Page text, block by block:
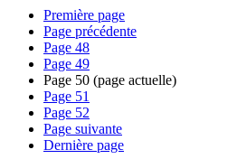
Première page
Page précédente
Page 48
Page 49
Page 50 (page actuelle)
Page 51
Page 52
Page suivante
Dernière page